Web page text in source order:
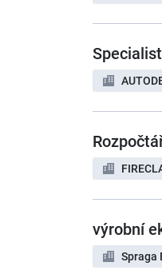
výrobní
Spraga